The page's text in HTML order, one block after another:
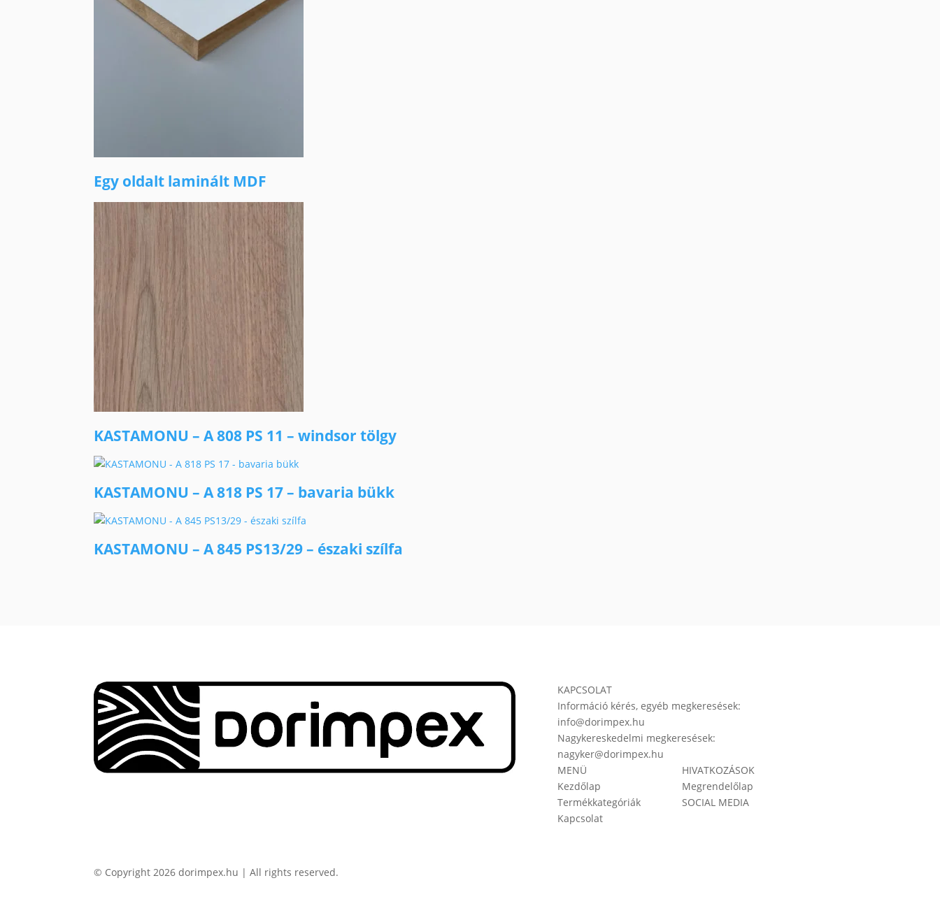
Egy oldalt laminált MDF
KASTAMONU – A 808 PS 11 – windsor tölgy
KASTAMONU – A 818 PS 17 – bavaria bükk
KASTAMONU – A 845 PS13/29 – északi szílfa
KAPCSOLAT
Információ kérés, egyéb megkeresések:
info@dorimpex.hu
Nagykereskedelmi megkeresések:
nagyker@dorimpex.hu
MENÜ
Kezdőlap
Termékkategóriák
Kapcsolat
HIVATKOZÁSOK
Megrendelőlap
SOCIAL MEDIA
© Copyright 2026 dorimpex.hu | All rights reserved.